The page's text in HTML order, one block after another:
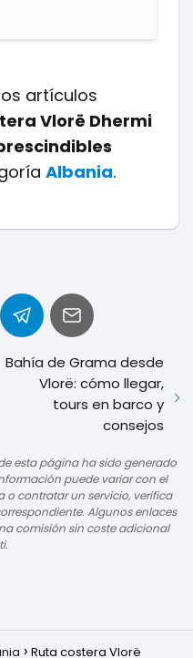
artículos
Vlorë Dhermi
Albania.
Bahía de Grama desde
Vlorë: cómo llegar,
tours en barco y
consejos
esta página ha sido generado
puede variar con el
o contratar un servicio, verifica
Algunos enlaces
comisión sin coste adicional
Ruta costera Vlorë